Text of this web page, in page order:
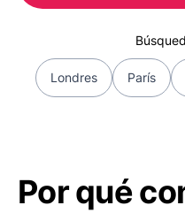
Londres París
Por qué